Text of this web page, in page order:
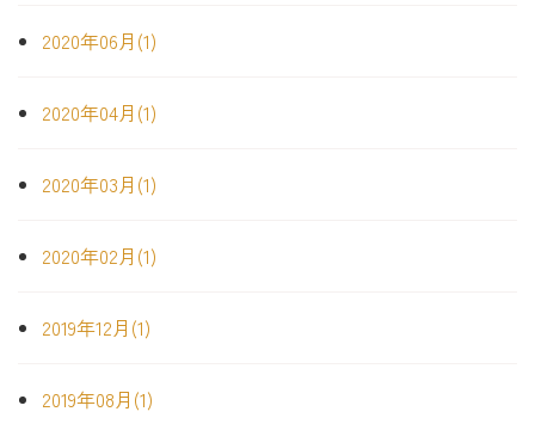
2020年06月(1)
2020年04月(1)
2020年03月(1)
2020年02月(1)
2019年12月(1)
2019年08月(1)